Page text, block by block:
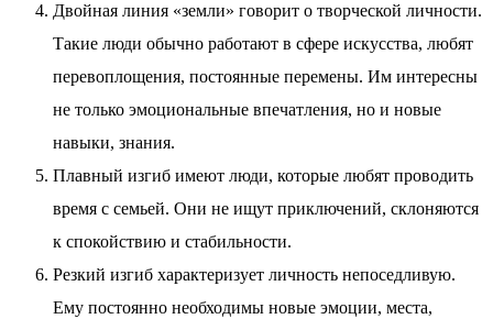
Двойная линия «земли» говорит о творческой личности.
Такие люди обычно работают в сфере искусства, любят
перевоплощения, постоянные перемены. Им интересны
не только эмоциональные впечатления, но и новые
навыки, знания.
Плавный изгиб имеют люди, которые любят проводить
время с семьей. Они не ищут приключений, склоняются
к спокойствию и стабильности.
Резкий изгиб характеризует личность непоседливую.
Ему постоянно необходимы новые эмоции, места,